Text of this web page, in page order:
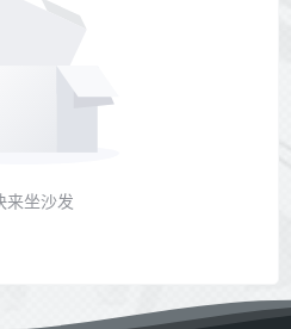
来坐沙发